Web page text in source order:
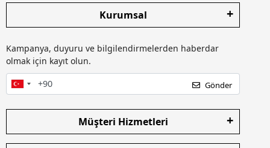
Kurumsal
Kampanya, duyuru ve bilgilendirmelerden haberdar
olmak için kayıt olun.
Gönder
Müşteri Hizmetleri